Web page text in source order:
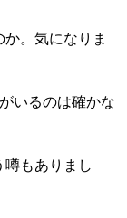
。気になりま
いるのは確かな
もありまし